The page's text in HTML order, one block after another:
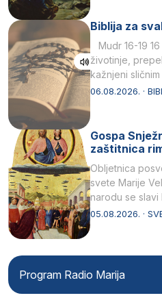
Biblija za
Mudr 16-19
životinje,
kažnjeni
kukaca.2 A
06.08.2026. ·
Gospa
zaštitnica
Obljetnica
svete Marije
narodu se slavi
naziv, Sancta
05.08.2026. ·
Program Radio Marija